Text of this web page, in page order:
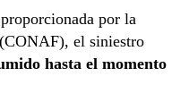
por la
el siniestro
hasta el momento